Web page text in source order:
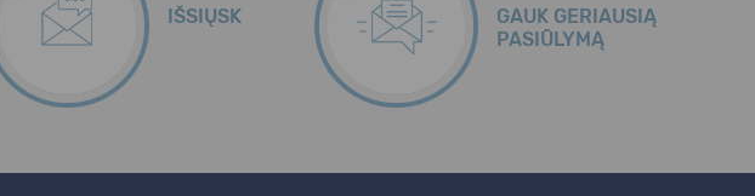
IŠSIŲSK
GAUK GERIAUSIĄ
PASIŪLYMĄ